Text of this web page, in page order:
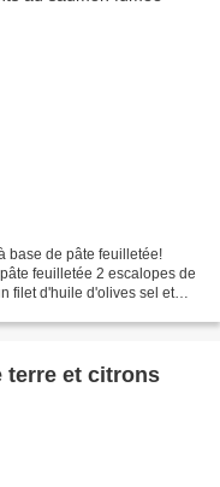
base de pâte feuilletée!
feuilletée 2 escalopes de
filet d'huile d'olives sel et
terre et citrons